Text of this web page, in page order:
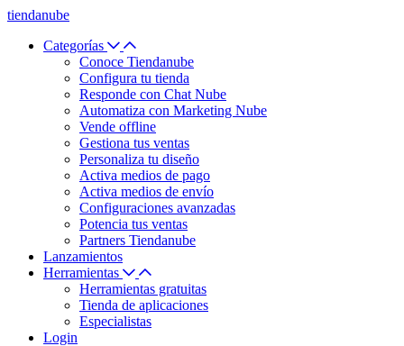
tiendanube
Categorías
Conoce Tiendanube
Configura tu tienda
Responde con Chat Nube
Automatiza con Marketing Nube
Vende offline
Gestiona tus ventas
Personaliza tu diseño
Activa medios de pago
Activa medios de envío
Configuraciones avanzadas
Potencia tus ventas
Partners Tiendanube
Lanzamientos
Herramientas
Herramientas gratuitas
Tienda de aplicaciones
Especialistas
Login